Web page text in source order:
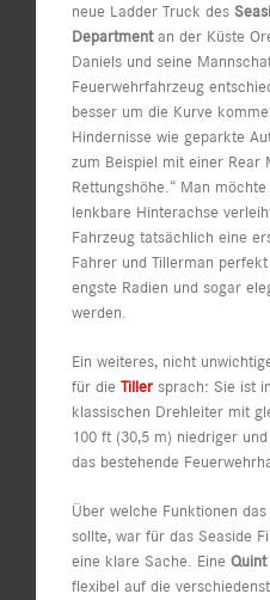
neue Ladder Truck des
Departmentan der Küste
Daniels und seine
Feuerwehrfahrzeug
besser um die Kurve
Hindernisse wie geparkte
zum Beispiel mit einer Rear
Rettungshöhe.“ Man
lenkbare Hinterachse
Fahrzeug tatsächlich eine
Fahrer und Tillerman
engste Radien und sogar
werden.
Ein weiteres, nicht
für die Tiller sprach: Sie ist
klassischen Drehleiter mit
100 ft (30,5 m) niedriger
das bestehende
Über welche Funktionen
sollte, war für das Seaside
eine klare Sache. Eine Quint
flexibel auf die